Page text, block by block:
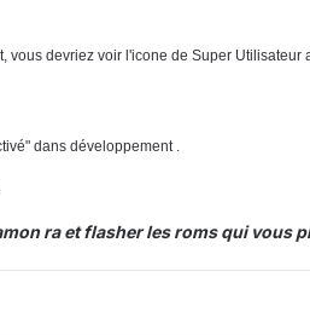
vous devriez voir l'icone de Super
dans développement .
ra et flasher les roms qui vous